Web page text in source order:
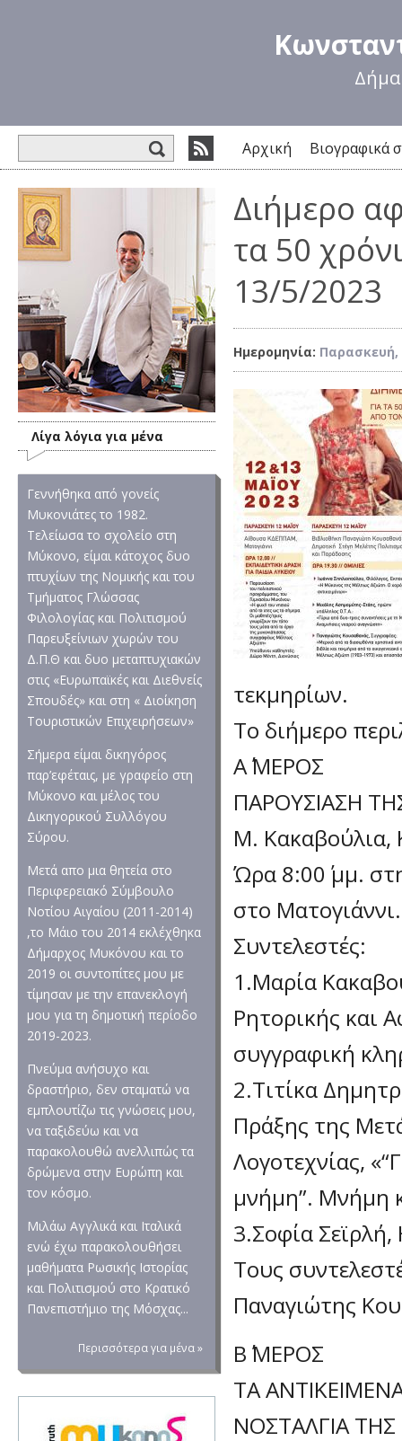
Αρχική Βιογραφικά
Λίγα λόγια για μένα
Γεννήθηκα από γονείς
Μυκονιάτες το 1982.
Τελείωσα το σχολείο στη
Μύκονο, είμαι κάτοχος δυο
πτυχίων της Νομικής και του
Τμήματος Γλώσσας
Φιλολογίας και Πολιτισμού
Παρευξείνιων χωρών του
Δ.Π.Θ και δυο μεταπτυχιακών
στις «Ευρωπαϊκές και Διεθνείς
Σπουδές» και στη « Διοίκηση
Τουριστικών Επιχειρήσεων»
Σήμερα είμαι δικηγόρος
παρ’εφέταις, με γραφείο στη
Μύκονο και μέλος του
Δικηγορικού Συλλόγου
Σύρου.
Μετά απο μια θητεία στο
Περιφερειακό Σύμβουλο
Νοτίου Αιγαίου (2011-2014)
,το Μάιο του 2014 εκλέχθηκα
Δήμαρχος Μυκόνου και το
2019 οι συντοπίτες μου με
τίμησαν με την επανεκλογή
μου για τη δημοτική περίοδο
2019-2023.
Πνεύμα ανήσυχο και
δραστήριο, δεν σταματώ να
εμπλουτίζω τις γνώσεις μου,
να ταξιδεύω και να
παρακολουθώ ανελλιπώς τα
δρώμενα στην Ευρώπη και
τον κόσμο.
Μιλάω Αγγλικά και Ιταλικά
ενώ έχω παρακολουθήσει
μαθήματα Ρωσικής Ιστορίας
και Πολιτισμού στο Κρατικό
Πανεπιστήμιο της Μόσχας...
Περισσότερα για μένα »
Διήμερο
τα 50
13/5/2023
Ημερομηνία: Παρασκευή,
τεκμηρίων.
Το διήμερο
Α΄ ΜΕΡΟΣ
ΠΑΡΟΥΣΙΑΣΗ
Μ. Κακαβούλια,
Ώρα 8:00΄ μμ.
στο Ματογιάννι.
Συντελεστές:
1.Μαρία
Ρητορικής και
συγγραφική
2.Τιτίκα
Πράξης της
Λογοτεχνίας,
μνήμη”. Μνήμη
3.Σοφία
Τους
Παναγιώτης
Β΄ ΜΕΡΟΣ
ΤΑ
ΝΟΣΤΑΛΓΙΑ ΤΗΣ